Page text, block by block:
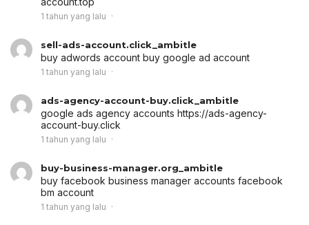
1 tahun yang lalu
sell-ads-account.click_ambitle
buy adwords account buy google ad account
1 tahun yang lalu
ads-agency-account-buy.click_ambitle
google ads agency accounts https://ads-agency-
account-buy.click
1 tahun yang lalu
buy-business-manager.org_ambitle
buy facebook business manager accounts facebook
bm account
1 tahun yang lalu